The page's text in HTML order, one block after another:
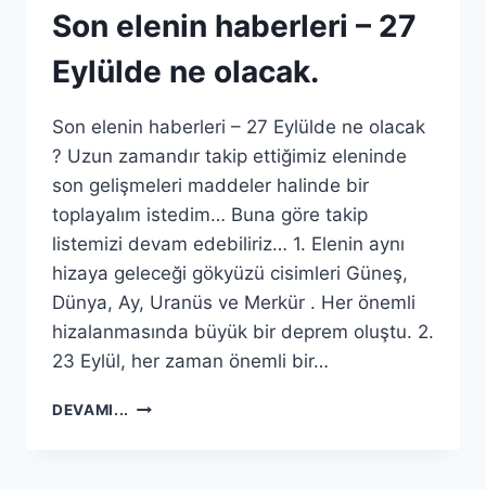
Son elenin haberleri – 27
Eylülde ne olacak.
Son elenin haberleri – 27 Eylülde ne olacak
? Uzun zamandır takip ettiğimiz eleninde
son gelişmeleri maddeler halinde bir
toplayalım istedim… Buna göre takip
listemizi devam edebiliriz… 1. Elenin aynı
hizaya geleceği gökyüzü cisimleri Güneş,
Dünya, Ay, Uranüs ve Merkür . Her önemli
hizalanmasında büyük bir deprem oluştu. 2.
23 Eylül, her zaman önemli bir…
DEVAMI... SON